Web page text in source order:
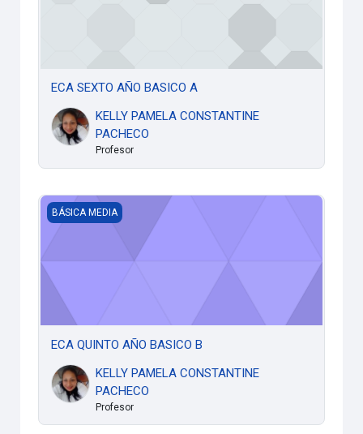
ECA SEXTO AÑO BASICO A
KELLY PAMELA CONSTANTINE
PACHECO
Profesor
ECA QUINTO AÑO BASICO B
BÁSICA MEDIA
ECA QUINTO AÑO BASICO B
KELLY PAMELA CONSTANTINE
PACHECO
Profesor